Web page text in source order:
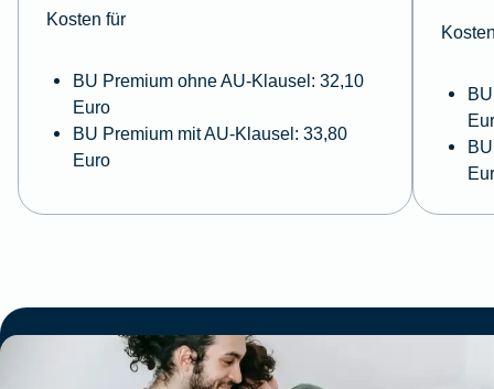
Kosten für
BU Premium ohne AU-Klausel: 32,10
Euro
BU Premium mit AU-Klausel: 33,80
Euro